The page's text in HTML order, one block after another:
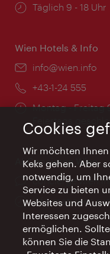
Öffnungszeiten:
Täglich 9 - 18 Uhr
Wien Hotels & Info
Email:
info@wien.info
Telefon:
+43-1-24 555
Öffnungszeiten:
Montag - Freitag
Feiertags
AI Concierge Wien
Ort:
Öffnungszeiten:
Informationen
Cookies
Wir möchten
Keks gehen. Aber
notwendig, um
Service zu bieten
Websites und
Interessen
ermöglichen.
können Sie die